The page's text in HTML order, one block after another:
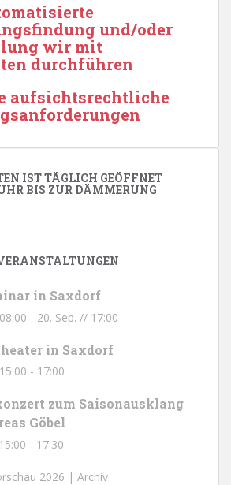
und/oder
wir mit
durchführen
aufsichtsrechtliche
IST TÄGLICH GEÖFFNET
BIS ZUR DÄMMERUNG
in Saxdorf
- 20. Sep. // 17:00
in Saxdorf
- 17:00
zum Saisonausklang
Göbel
- 17:30
2026 | Archiv